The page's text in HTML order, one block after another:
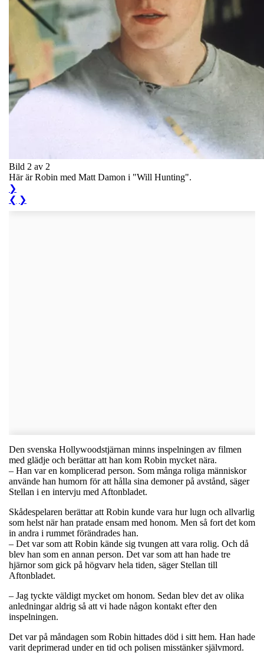
Bild 2 av 2
Här är Robin med Matt Damon i "Will Hunting".
❯
❮ ❯
Den svenska Hollywoodstjärnan minns inspelningen av filmen
med glädje och berättar att han kom Robin mycket nära.
– Han var en komplicerad person. Som många roliga människor
använde han humorn för att hålla sina demoner på avstånd, säger
Stellan i en intervju med Aftonbladet.
Skådespelaren berättar att Robin kunde vara hur lugn och allvarlig
som helst när han pratade ensam med honom. Men så fort det kom
in andra i rummet förändrades han.
– Det var som att Robin kände sig tvungen att vara rolig. Och då
blev han som en annan person. Det var som att han hade tre
hjärnor som gick på högvarv hela tiden, säger Stellan till
Aftonbladet.
– Jag tyckte väldigt mycket om honom. Sedan blev det av olika
anledningar aldrig så att vi hade någon kontakt efter den
inspelningen.
Det var på måndagen som Robin hittades död i sitt hem. Han hade
varit deprimerad under en tid och polisen misstänker självmord.